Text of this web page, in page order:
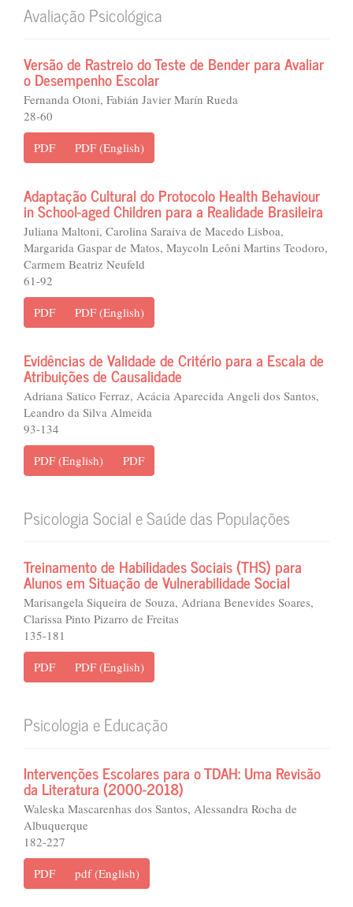
Avaliação Psicológica
Versão de Rastreio do Teste de Bender para Avaliar
o Desempenho Escolar
Fernanda Otoni, Fabián Javier Marín Rueda
28-60
PDF PDF (English)
Adaptação Cultural do Protocolo Health Behaviour
in School-aged Children para a Realidade Brasileira
Juliana Maltoni, Carolina Saraiva de Macedo Lisboa,
Margarida Gaspar de Matos, Maycoln Leôni Martins Teodoro,
Carmem Beatriz Neufeld
61-92
PDF PDF (English)
Evidências de Validade de Critério para a Escala de
Atribuições de Causalidade
Adriana Satico Ferraz, Acácia Aparecida Angeli dos Santos,
Leandro da Silva Almeida
93-134
PDF (English) PDF
Psicologia Social e Saúde das Populações
Treinamento de Habilidades Sociais (THS) para
Alunos em Situação de Vulnerabilidade Social
Marisangela Siqueira de Souza, Adriana Benevides Soares,
Clarissa Pinto Pizarro de Freitas
135-181
PDF PDF (English)
Psicologia e Educação
Intervenções Escolares para o TDAH: Uma Revisão
da Literatura (2000-2018)
Waleska Mascarenhas dos Santos, Alessandra Rocha de
Albuquerque
182-227
PDF pdf (English)